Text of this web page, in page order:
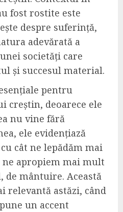
fost rostite este
despre suferință,
adevărată a
societăți care
și succesul material.
pentru
creștin, deoarece ele
nu vine fără
ele evidențiază
cât ne lepădăm mai
apropiem mai mult
de mântuire. Această
relevantă astăzi, când
un accent